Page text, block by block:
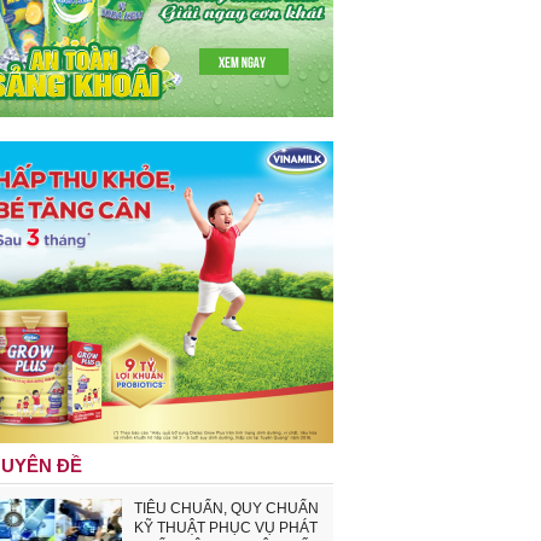
ĐỀ
TIÊU CHUẨN, QUY CHUẨN
KỸ THUẬT PHỤC VỤ PHÁT